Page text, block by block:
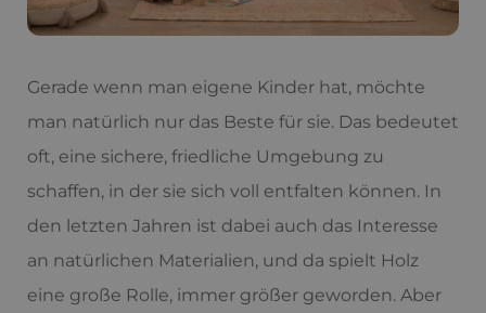
Gerade wenn man eigene Kinder hat, möchte
man natürlich nur das Beste für sie. Das bedeutet
oft, eine sichere, friedliche Umgebung zu
schaffen, in der sie sich voll entfalten können. In
den letzten Jahren ist dabei auch das Interesse
an natürlichen Materialien, und da spielt Holz
eine große Rolle, immer größer geworden. Aber